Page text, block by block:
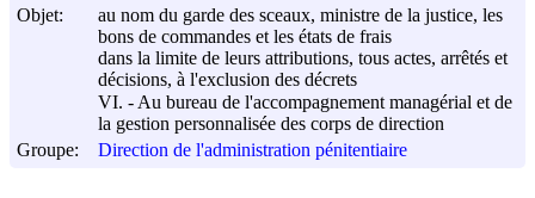
Objet:
au nom du garde des sceaux, ministre de la justice, les
bons de commandes et les états de frais
dans la limite de leurs attributions, tous actes, arrêtés et
décisions, à l'exclusion des décrets
VI. - Au bureau de l'accompagnement managérial et de
la gestion personnalisée des corps de direction
Groupe:
Direction de l'administration pénitentiaire